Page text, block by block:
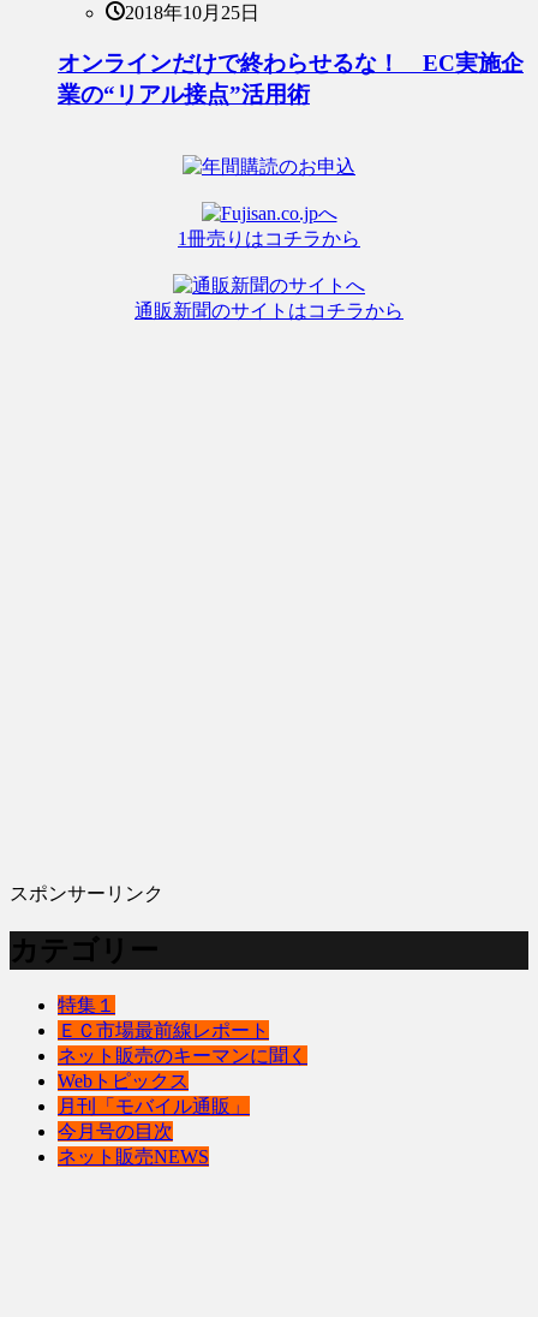
2018年10月25日
オンラインだけで終わらせるな！ EC実施企
業の“リアル接点”活用術
1冊売りはコチラから
通販新聞のサイトはコチラから
スポンサーリンク
カテゴリー
特集１
ＥＣ市場最前線レポート
ネット販売のキーマンに聞く
Webトピックス
月刊「モバイル通販」
今月号の目次
ネット販売NEWS